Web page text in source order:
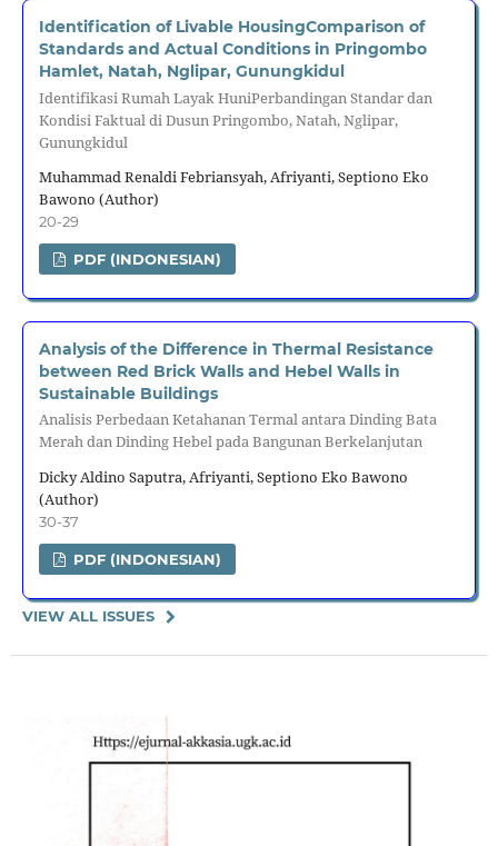
Identification of Livable HousingComparison of
Standards and Actual Conditions in Pringombo
Hamlet, Natah, Nglipar, Gunungkidul
Identifikasi Rumah Layak HuniPerbandingan Standar dan
Kondisi Faktual di Dusun Pringombo, Natah, Nglipar,
Gunungkidul
Muhammad Renaldi Febriansyah, Afriyanti, Septiono Eko
Bawono (Author)
20-29
PDF (INDONESIAN)
Analysis of the Difference in Thermal Resistance
between Red Brick Walls and Hebel Walls in
Sustainable Buildings
Analisis Perbedaan Ketahanan Termal antara Dinding Bata
Merah dan Dinding Hebel pada Bangunan Berkelanjutan
Dicky Aldino Saputra, Afriyanti, Septiono Eko Bawono
(Author)
30-37
PDF (INDONESIAN)
VIEW ALL ISSUES